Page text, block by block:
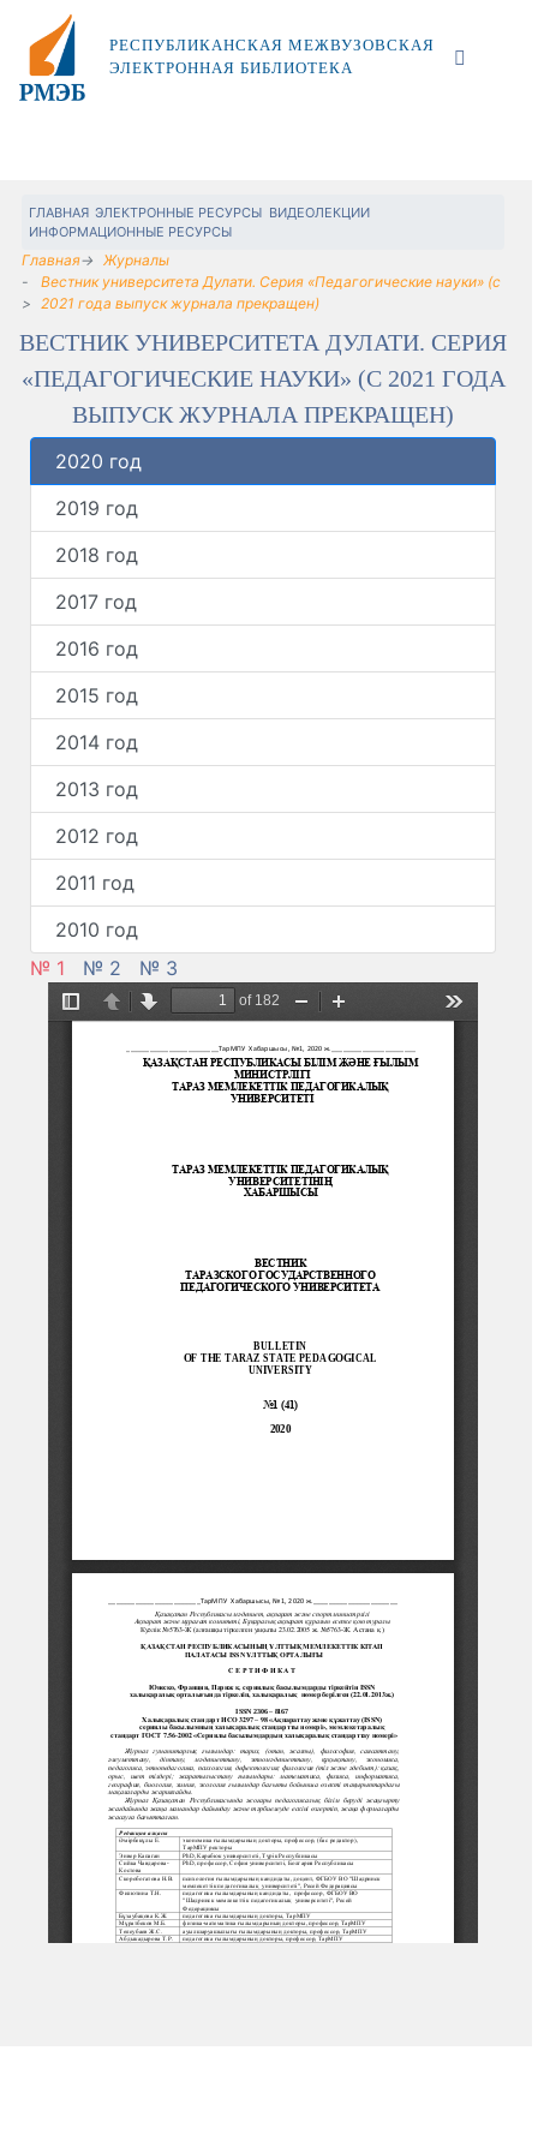
РЕСПУБЛИКАНСКАЯ МЕЖВУЗОВСКАЯ
ЭЛЕКТРОННАЯ БИБЛИОТЕКА
ГЛАВНАЯ ЭЛЕКТРОННЫЕ РЕСУРСЫ ВИДЕОЛЕКЦИИ
ИНФОРМАЦИОННЫЕ РЕСУРСЫ
Главная
Журналы
Вестник университета Дулати. Серия «Педагогические науки» (c
2021 года выпуск журнала прекращен)
ВЕСТНИК УНИВЕРСИТЕТА ДУЛАТИ. СЕРИЯ
«ПЕДАГОГИЧЕСКИЕ НАУКИ» (C 2021 ГОДА
ВЫПУСК ЖУРНАЛА ПРЕКРАЩЕН)
2020 год
2019 год
2018 год
2017 год
2016 год
2015 год
2014 год
2013 год
2012 год
2011 год
2010 год
№ 1
№ 2 № 3